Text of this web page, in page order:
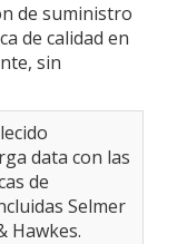
de suministro
de calidad en
sin
data con las
de
Selmer
Hawkes.